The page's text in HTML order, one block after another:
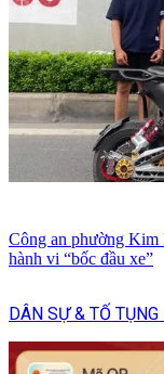
Công an phường Kim
hành vi “bốc đầu xe”
DÂN SỰ & TỐ